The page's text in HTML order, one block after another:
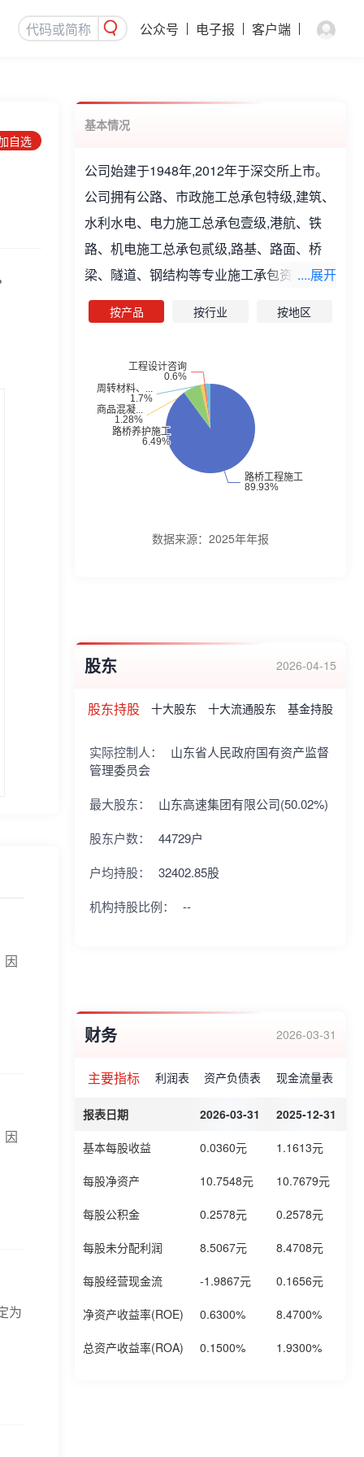
公众号 电子报 客户端
自选
因
因
为
基本情况
公司始建于1948年,2012年于深交所上市。
公司拥有公路、市政施工总承包特级,建筑、
水利水电、电力施工总承包壹级,港航、铁
路、机电施工总承包贰级,路基、路面、桥
梁、隧道、钢结构等专业施工承包资质,同时
拥有工程勘察、测绘、设计、监理、咨询甲
级等资质,具有对外援助成套项目总承包企业
筑、水利水电、电力施工、港航、铁路、机
电施工等总承包业务,路基、路面、桥梁、隧
道、钢结构等专业施工承包业务。主要产品
有路桥工程施工业务与产品、公路养护工程
施工业务与产品。报告期内,公司获得山东省
通运输系统厂务公开民主管理先进单位、南
(5A)诚信企业、中国钢结构金奖、省级优秀
“装配式建筑产业基地”等荣誉称号。截至目
优质工程金质奖,六获鲁班奖,六获交通部优
质工程奖,九获李春奖,两获詹天佑奖,一获世
界人行桥奖等奖项。
....展开
按产品 按行业 按地区
数据来源： 2025年年报
股东 2026-04-15
股东持股 十大股东 十大流通股东 基金持股
实际控制人：
山东省人民政府国有资产监督
管理委员会
最大股东：
山东高速集团有限公司(50.02%)
股东户数：
44729户
户均持股：
32402.85股
机构持股比例：
--
财务 2026-03-31
主要指标 利润表 资产负债表 现金流量表
报表日期 2026-03-31 2025-12-31
基本每股收益 0.0360元 1.1613元
每股净资产 10.7548元 10.7679元
每股公积金 0.2578元 0.2578元
每股未分配利润 8.5067元 8.4708元
每股经营现金流 -1.9867元 0.1656元
净资产收益率(ROE) 0.6300% 8.4700%
总资产收益率(ROA) 0.1500% 1.9300%